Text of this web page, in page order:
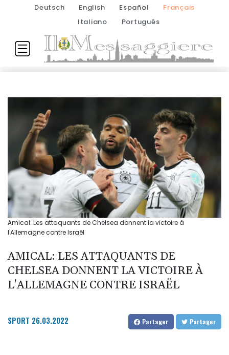
Deutsch English Español
Français
Italiano
Português
Amical: Les attaquants de Chelsea donnent la victoire à
l'Allemagne contre Israël
AMICAL: LES ATTAQUANTS DE
CHELSEA DONNENT LA VICTOIRE À
L'ALLEMAGNE CONTRE ISRAËL
SPORT 26.03.2022 Partager Partager